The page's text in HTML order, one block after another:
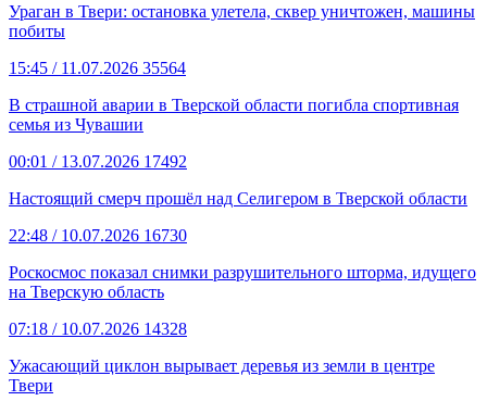
Ураган в Твери: остановка улетела, сквер уничтожен, машины
побиты
15:45 / 11.07.2026 35564
В страшной аварии в Тверской области погибла спортивная
семья из Чувашии
00:01 / 13.07.2026 17492
Настоящий смерч прошёл над Селигером в Тверской области
22:48 / 10.07.2026 16730
Роскосмос показал снимки разрушительного шторма, идущего
на Тверскую область
07:18 / 10.07.2026 14328
Ужасающий циклон вырывает деревья из земли в центре
Твери